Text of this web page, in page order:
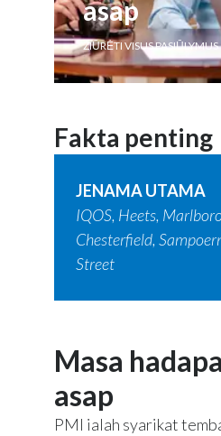
asap
ŽIŪRĖTI VISUS PASIŪLYMUS
Fakta penting
JENAMA UTAMA
IQOS, Heets,
Chesterfield,
Street
Masa
asap
PMI ialah syarikat